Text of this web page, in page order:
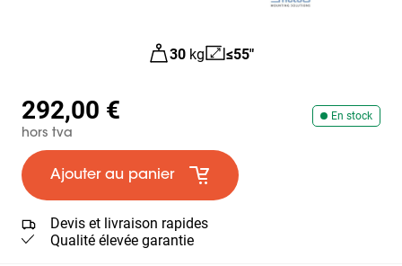
30 kg ≤55"
En stock
292,00 €
hors tva
Ajouter au panier
Devis et livraison rapides
Qualité élevée garantie